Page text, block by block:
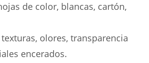
de color, blancas, cartón,
olores, transparencia
encerados.